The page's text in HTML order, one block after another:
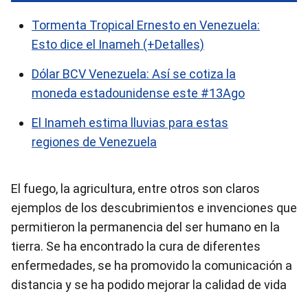
Tormenta Tropical Ernesto en Venezuela:
Esto dice el Inameh (+Detalles)
Dólar BCV Venezuela: Así se cotiza la
moneda estadounidense este #13Ago
El Inameh estima lluvias para estas
regiones de Venezuela
El fuego, la agricultura, entre otros son claros
ejemplos de los descubrimientos e invenciones que
permitieron la permanencia del ser humano en la
tierra. Se ha encontrado la cura de diferentes
enfermedades, se ha promovido la comunicación a
distancia y se ha podido mejorar la calidad de vida